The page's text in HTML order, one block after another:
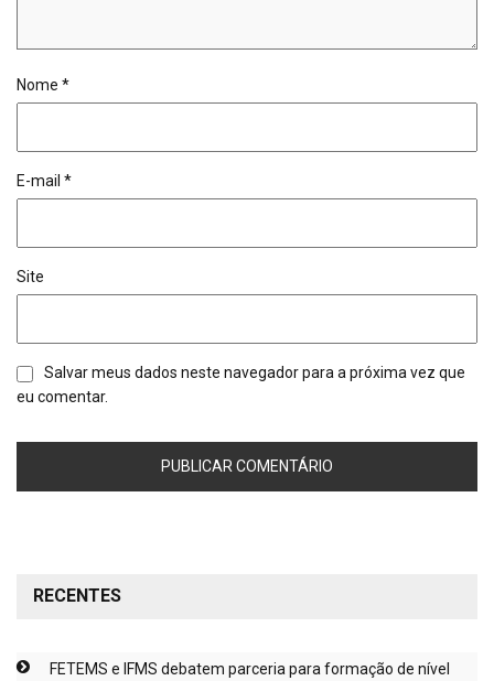
Nome *
E-mail *
Site
Salvar meus dados neste navegador para a próxima vez que
eu comentar.
RECENTES
FETEMS e IFMS debatem parceria para formação de nível